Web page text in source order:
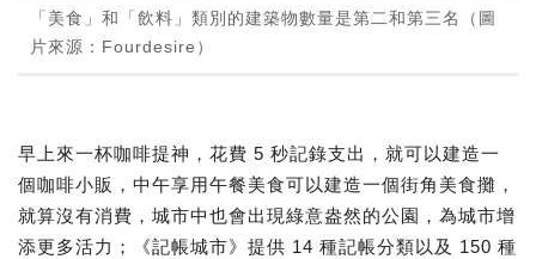
「美食」和「飲料」類別的建築物數量是第二和第三名（圖
片來源：Fourdesire）
早上來一杯咖啡提神，花費 5 秒記錄支出，就可以建造一
個咖啡小販，中午享用午餐美食可以建造一個街角美食攤，
就算沒有消費，城市中也會出現綠意盎然的公園，為城市增
添更多活力；《記帳城市》提供 14 種記帳分類以及 150 種